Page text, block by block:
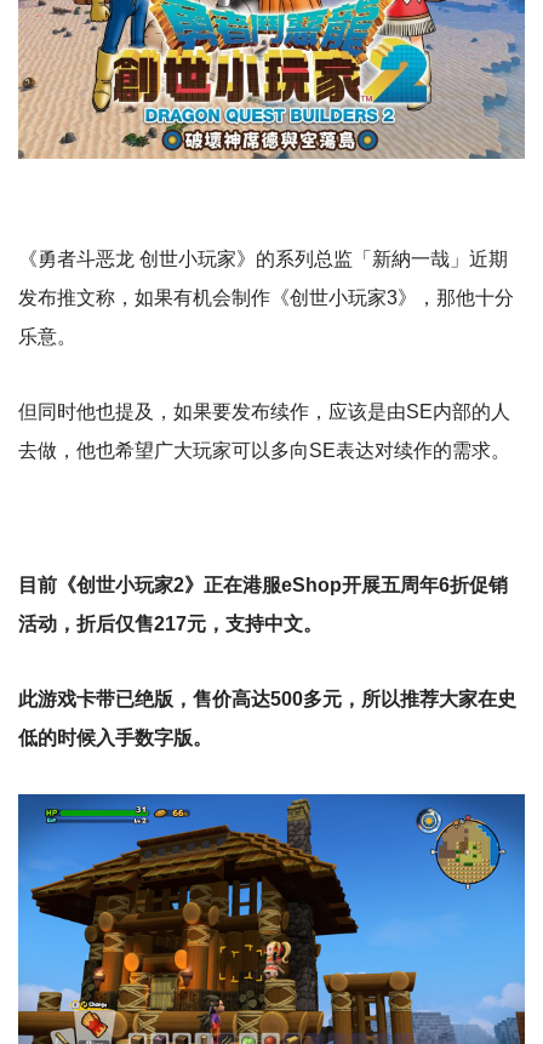
《勇者斗恶龙 创世小玩家》的系列总监「新納一哉」近期
发布推文称，如果有机会制作《创世小玩家3》，那他十分
乐意。
但同时他也提及，如果要发布续作，应该是由SE内部的人
去做，他也希望广大玩家可以多向SE表达对续作的需求。
目前《创世小玩家2》正在港服eShop开展五周年6折促销
活动，折后仅售217元，支持中文。
此游戏卡带已绝版，售价高达500多元，所以推荐大家在史
低的时候入手数字版。